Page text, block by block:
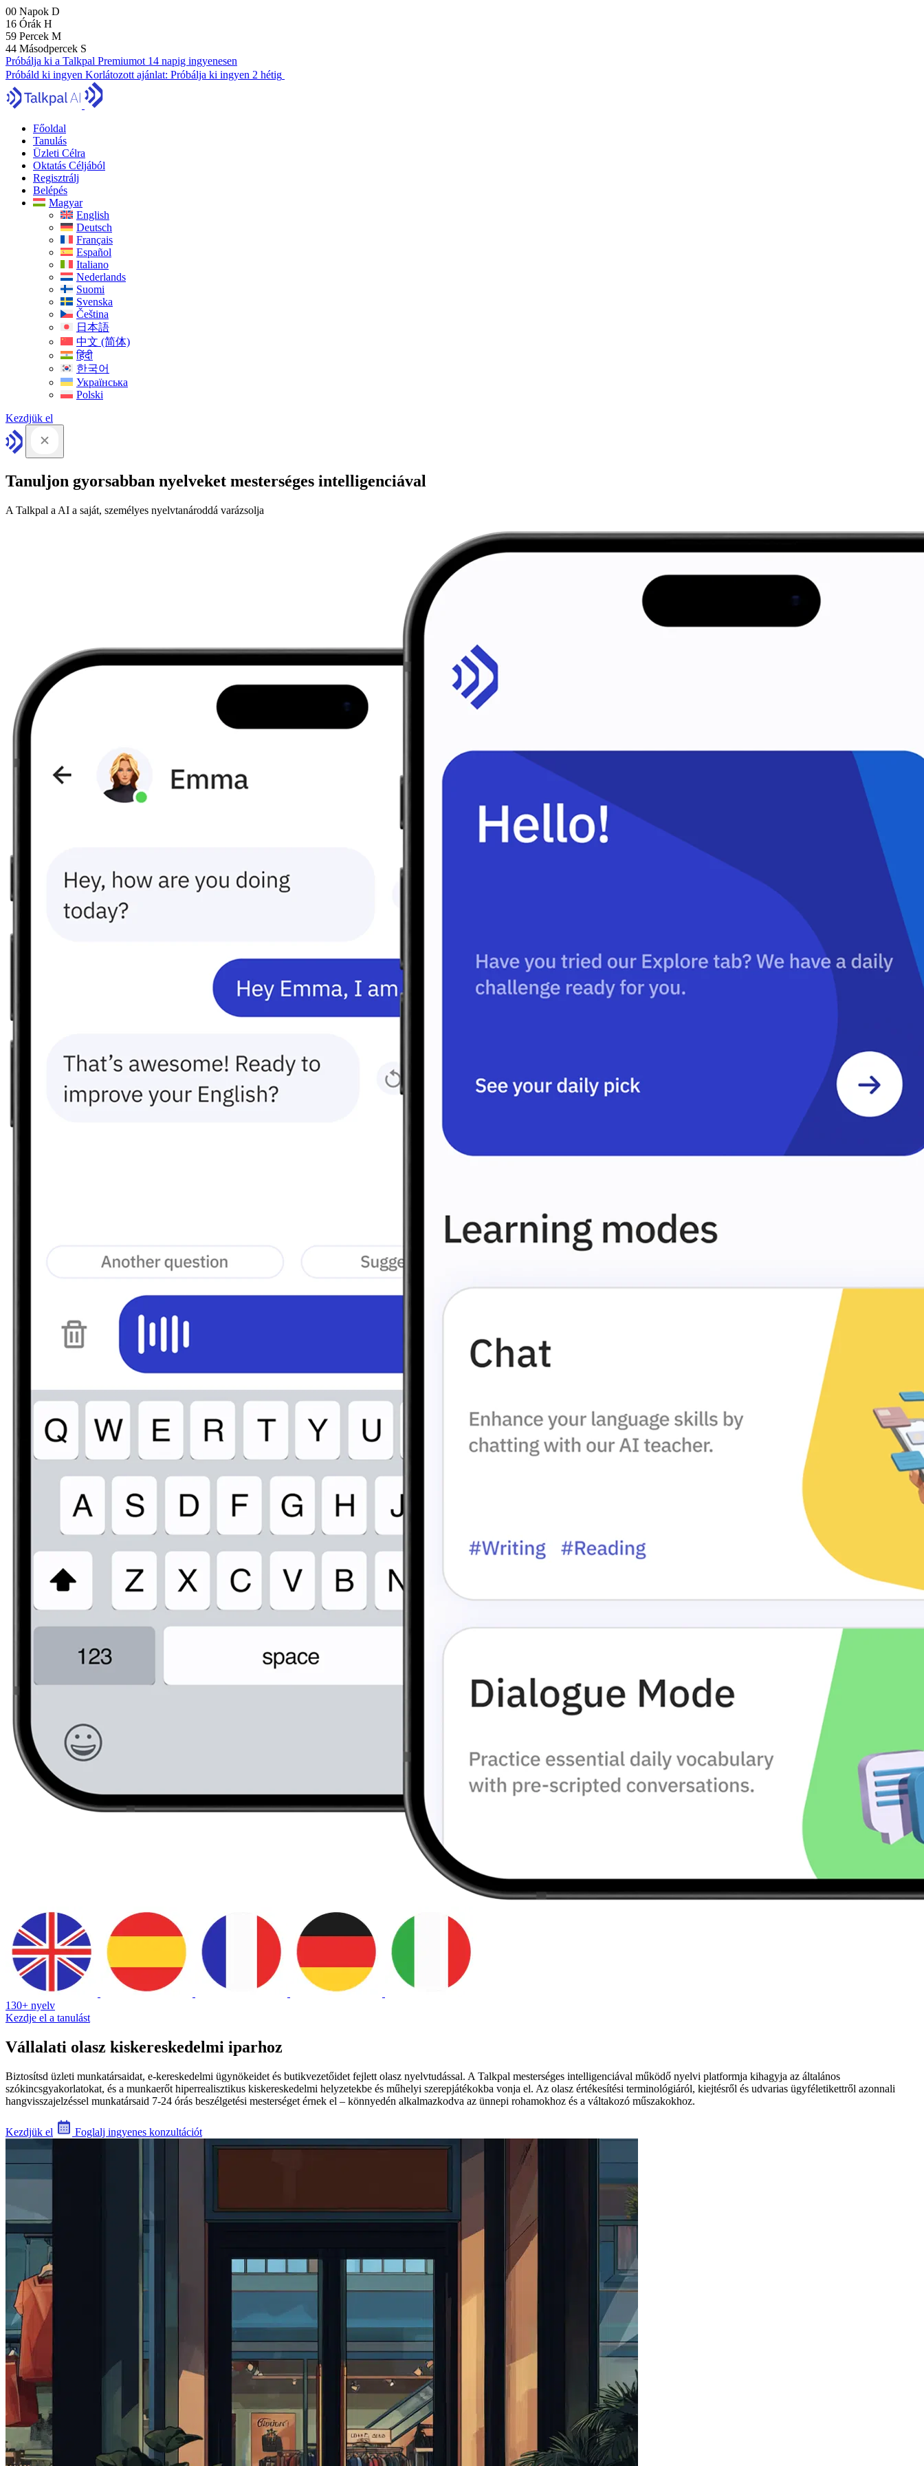
00 Napok D
16 Órák H
59 Percek M
43 Másodpercek S
Próbálja ki a Talkpal Premiumot 14 napig ingyenesen
Próbáld ki ingyen Korlátozott ajánlat: Próbálja ki ingyen 2 hétig
Főoldal
Tanulás
Üzleti Célra
Oktatás Céljából
Regisztrálj
Belépés
Magyar
English
Deutsch
Français
Español
Italiano
Nederlands
Suomi
Svenska
Čeština
日本語
中文 (简体)
हिंदी
한국어
Українська
Polski
Kezdjük el
Tanuljon gyorsabban nyelveket mesterséges intelligenciával
A Talkpal a AI a saját, személyes nyelvtanároddá varázsolja
130+ nyelv
Kezdje el a tanulást
Vállalati olasz kiskereskedelmi iparhoz
Biztosítsd üzleti munkatársaidat, e-kereskedelmi ügynökeidet és butikvezetőidet fejlett olasz nyelvtudással. A Talkpal mesterséges intelligenciával működő nyelvi platformja kihagyja az általános
szókincsgyakorlatokat, és a munkaerőt hiperrealisztikus kiskereskedelmi helyzetekbe és műhelyi szerepjátékokba vonja el. Az olasz értékesítési terminológiáról, kiejtésről és udvarias ügyféletikettről azonnali
hangvisszajelzéssel munkatársaid 7-24 órás beszélgetési mesterséget érnek el – könnyedén alkalmazkodva az ünnepi rohamokhoz és a váltakozó műszakokhoz.
Kezdjük el Foglalj ingyenes konzultációt